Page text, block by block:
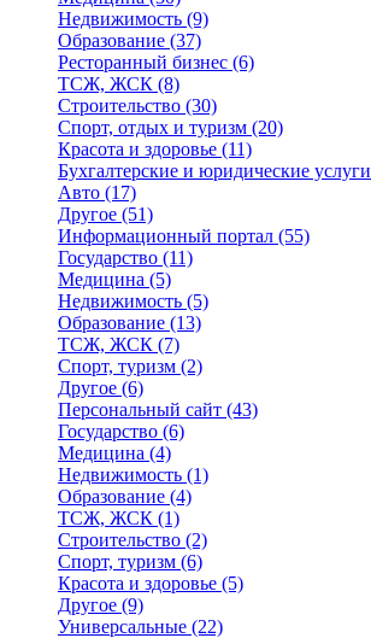
Недвижимость (9)
Образование (37)
Ресторанный бизнес (6)
ТСЖ, ЖСК (8)
Строительство (30)
Спорт, отдых и туризм (20)
Красота и здоровье (11)
Бухгалтерские и юридические услуги
Авто (17)
Другое (51)
Информационный портал (55)
Государство (11)
Медицина (5)
Недвижимость (5)
Образование (13)
ТСЖ, ЖСК (7)
Спорт, туризм (2)
Другое (6)
Персональный сайт (43)
Государство (6)
Медицина (4)
Недвижимость (1)
Образование (4)
ТСЖ, ЖСК (1)
Строительство (2)
Спорт, туризм (6)
Красота и здоровье (5)
Другое (9)
Универсальные (22)